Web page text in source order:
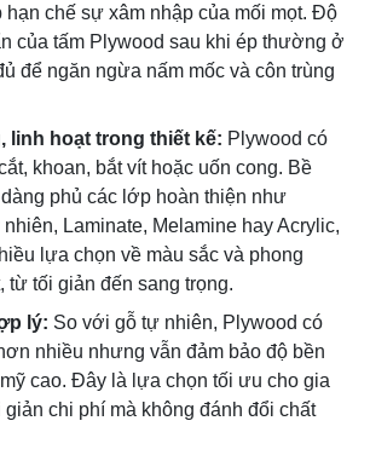
hạn chế sự xâm nhập của mối mọt. Độ
của tấm Plywood sau khi ép thường ở
để ngăn ngừa nấm mốc và côn trùng
linh hoạt trong thiết kế: Plywood có
khoan, bắt vít hoặc uốn cong. Bề
phủ các lớp hoàn thiện như
Laminate, Melamine hay Acrylic,
lựa chọn về màu sắc và phong
từ tối giản đến sang trọng.
lý: So với gỗ tự nhiên, Plywood có
nhiều nhưng vẫn đảm bảo độ bền
cao. Đây là lựa chọn tối ưu cho gia
giản chi phí mà không đánh đổi chất